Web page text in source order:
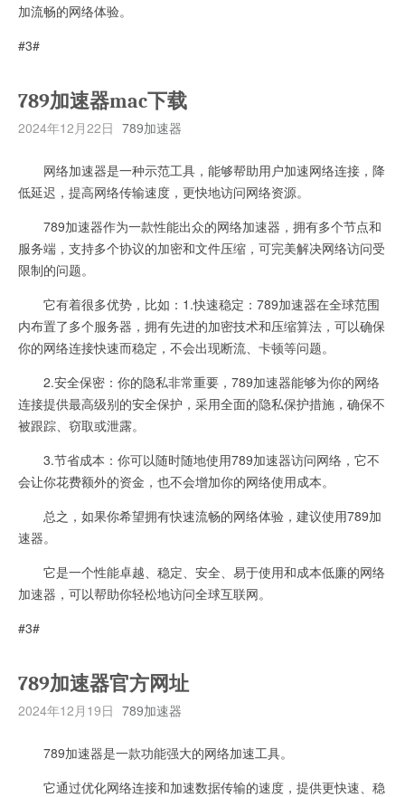
加流畅的网络体验。
#3#
789加速器mac下载
2024年12月22日 789加速器
网络加速器是一种示范工具，能够帮助用户加速网络连接，降
低延迟，提高网络传输速度，更快地访问网络资源。
789加速器作为一款性能出众的网络加速器，拥有多个节点和
服务端，支持多个协议的加密和文件压缩，可完美解决网络访问受
限制的问题。
它有着很多优势，比如：1.快速稳定：789加速器在全球范围
内布置了多个服务器，拥有先进的加密技术和压缩算法，可以确保
你的网络连接快速而稳定，不会出现断流、卡顿等问题。
2.安全保密：你的隐私非常重要，789加速器能够为你的网络
连接提供最高级别的安全保护，采用全面的隐私保护措施，确保不
被跟踪、窃取或泄露。
3.节省成本：你可以随时随地使用789加速器访问网络，它不
会让你花费额外的资金，也不会增加你的网络使用成本。
总之，如果你希望拥有快速流畅的网络体验，建议使用789加
速器。
它是一个性能卓越、稳定、安全、易于使用和成本低廉的网络
加速器，可以帮助你轻松地访问全球互联网。
#3#
789加速器官方网址
2024年12月19日 789加速器
789加速器是一款功能强大的网络加速工具。
它通过优化网络连接和加速数据传输的速度，提供更快速、稳